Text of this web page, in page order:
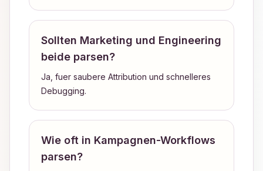
Sollten Marketing und Engineering
beide parsen?
Ja, fuer saubere Attribution und schnelleres
Debugging.
Wie oft in Kampagnen-Workflows
parsen?